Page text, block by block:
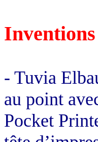
- Tuvia
au point
Pocket